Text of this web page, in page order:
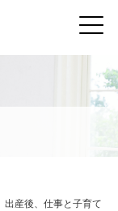
出産後、仕事と子育て